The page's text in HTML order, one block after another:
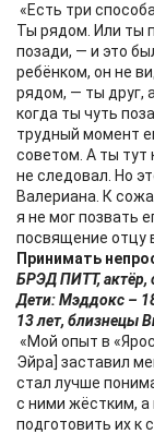
«Есть три
Ты рядом. Или ты
позади, — и это
ребёнком, он не
рядом, — ты друг,
когда ты чуть
трудный момент
советом. А ты тут
не следовал. Но
Валериана. К
я не мог позвать
посвящение отцу
Принимать
БРЭД ПИТТ, актёр,
Дети: Мэддокс –
13 лет, близнецы
«Мой опыт в
Эйра] заставил
стал лучше
с ними жёстким, а
подготовить их